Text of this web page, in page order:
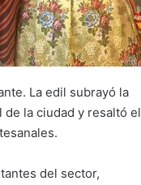
La edil subrayó la
la ciudad y resaltó el
del sector,